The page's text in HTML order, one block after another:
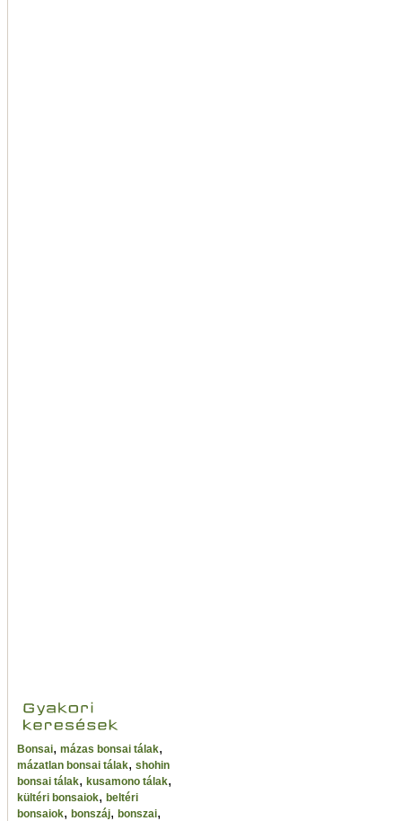
Bonsai, mázas bonsai tálak,
mázatlan bonsai tálak, shohin
bonsai tálak, kusamono tálak,
kültéri bonsaiok, beltéri
bonsaiok, bonszáj, bonszai,